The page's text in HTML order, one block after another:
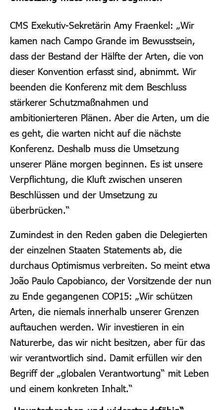
CMS Exekutiv-Sekretärin Amy Fraenkel: „Wir
kamen nach Campo Grande im Bewusstsein,
dass der Bestand der Hälfte der Arten, die von
dieser Konvention erfasst sind, abnimmt. Wir
beenden die Konferenz mit dem Beschluss
stärkerer Schutzmaßnahmen und
ambitionierteren Plänen. Aber die Arten, um die
es geht, die warten nicht auf die nächste
Konferenz. Deshalb muss die Umsetzung
unserer Pläne morgen beginnen. Es ist unsere
Verpflichtung, die Kluft zwischen unseren
Beschlüssen und der Umsetzung zu
überbrücken.“
Zumindest in den Reden gaben die Delegierten
der einzelnen Staaten Statements ab, die
durchaus Optimismus verbreiten. So meint etwa
João Paulo Capobianco, der Vorsitzende der nun
zu Ende gegangenen COP15: „Wir schützen
Arten, die niemals innerhalb unserer Grenzen
auftauchen werden. Wir investieren in ein
Naturerbe, das wir nicht besitzen, aber für das
wir verantwortlich sind. Damit erfüllen wir den
Begriff der „globalen Verantwortung“ mit Leben
und einem konkreten Inhalt.“